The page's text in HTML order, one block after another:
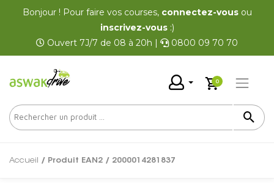
Bonjour ! Pour faire vos courses, connectez-vousou
inscrivez-vous:)
Ouvert 7J/7 de 08 à 20h |
0800 09 70 70
0
Accueil / Produit EAN2 / 2000014281837